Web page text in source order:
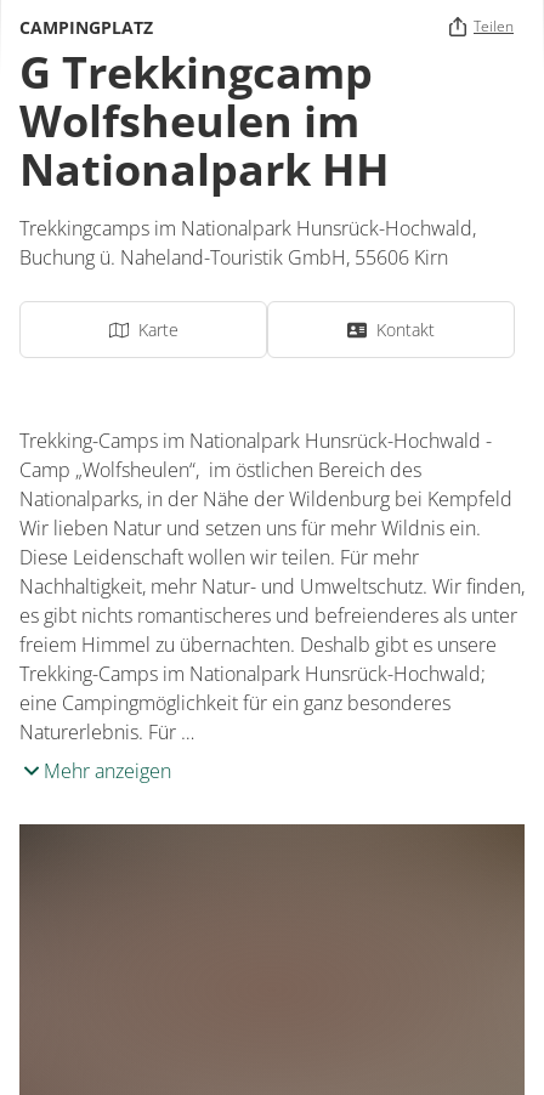
CAMPINGPLATZ Teilen
G Trekkingcamp
Wolfsheulen im
Nationalpark HH
Trekkingcamps im Nationalpark Hunsrück-Hochwald,
Buchung ü. Naheland-Touristik GmbH, 55606 Kirn
Karte Kontakt
Trekking-Camps im Nationalpark Hunsrück-Hochwald -
Camp „Wolfsheulen“, im östlichen Bereich des
Nationalparks, in der Nähe der Wildenburg bei Kempfeld
Wir lieben Natur und setzen uns für mehr Wildnis ein.
Diese Leidenschaft wollen wir teilen. Für mehr
Nachhaltigkeit, mehr Natur- und Umweltschutz. Wir finden,
es gibt nichts romantischeres und befreienderes als unter
freiem Himmel zu übernachten. Deshalb gibt es unsere
Trekking-Camps im Nationalpark Hunsrück-Hochwald;
eine Campingmöglichkeit für ein ganz besonderes
Naturerlebnis. Für …
Mehr anzeigen